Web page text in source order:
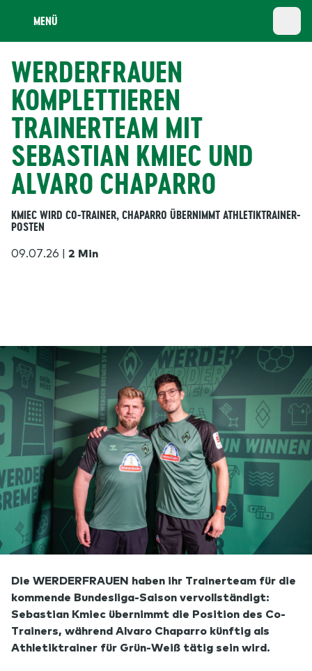
MENÜ
WERDERFRAUEN
KOMPLETTIEREN
TRAINERTEAM MIT
SEBASTIAN KMIEC UND
ALVARO CHAPARRO
KMIEC WIRD CO-TRAINER, CHAPARRO ÜBERNIMMT ATHLETIKTRAINER-
POSTEN
09.07.26 | 2 Min
Die WERDERFRAUEN haben ihr Trainerteam für die
kommende Bundesliga-Saison vervollständigt:
Sebastian Kmiec übernimmt die Position des Co-
Trainers, während Alvaro Chaparro künftig als
Athletiktrainer für Grün-Weiß tätig sein wird.